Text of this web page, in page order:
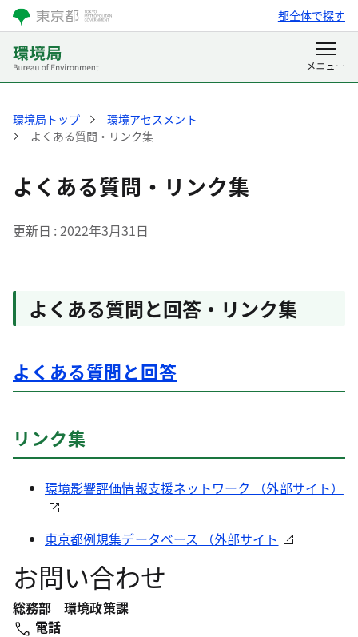
都全体で探す
環境局トップ
環境アセスメント
よくある質問・リンク集
よくある質問・リンク集
更新日 2022年3月31日
よくある質問と回答・リンク集
よくある質問と回答
リンク集
環境影響評価情報支援ネットワーク （外部サイト）
東京都例規集データベース （外部サイト
お問い合わせ
総務部 環境政策課
電話